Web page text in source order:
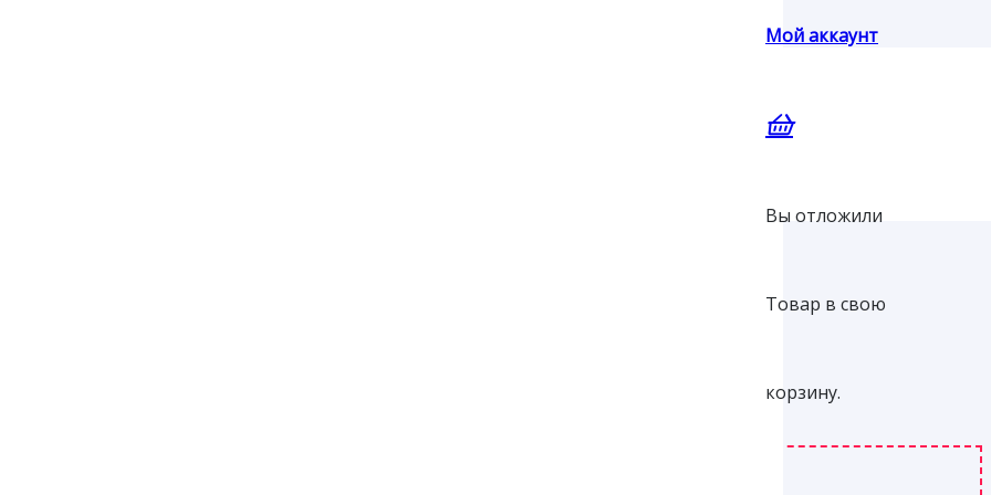
Мой аккаунт
Вы отложили
Товар в свою
корзину.